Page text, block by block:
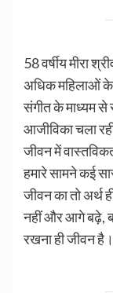
58 वर्षीय मीरा
अधिक महिलाओं के
संगीत के माध्यम से
आजीविका चला
जीवन में
हमारे सामने कई
जीवन का तो अर्थ
नहीं और आगे बढ़े,
रखना ही जीवन है।